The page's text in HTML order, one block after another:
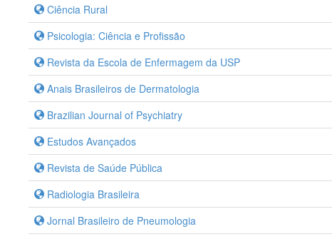
Ciência Rural
Psicologia: Ciência e Profissão
Revista da Escola de Enfermagem da USP
Anais Brasileiros de Dermatologia
Brazilian Journal of Psychiatry
Estudos Avançados
Revista de Saúde Pública
Radiologia Brasileira
Jornal Brasileiro de Pneumologia